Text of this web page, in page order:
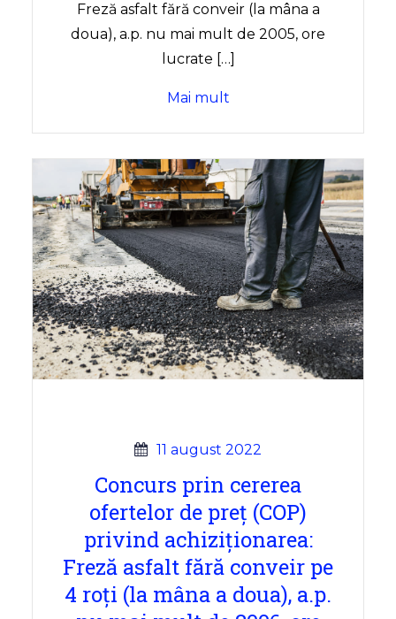
Freză asfalt fără conveir (la mâna a
doua), a.p. nu mai mult de 2005, ore
lucrate […]
Mai mult
11 august 2022
Concurs prin cererea
ofertelor de preț (COP)
privind achiziționarea:
Freză asfalt fără conveir pe
4 roți (la mâna a doua), a.p.